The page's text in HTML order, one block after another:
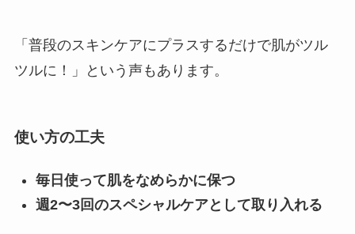
「普段のスキンケアにプラスするだけで肌がツル
ツルに！」という声もあります。
使い方の工夫
毎日使って肌をなめらかに保つ
週2〜3回のスペシャルケアとして取り入れる